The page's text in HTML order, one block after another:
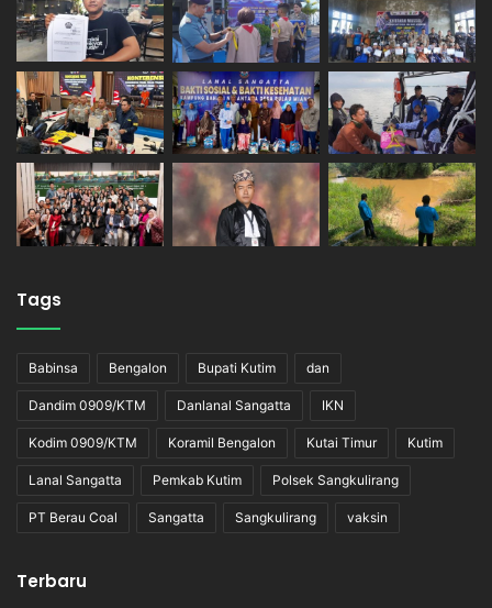
Tags
Babinsa Bengalon Bupati Kutim dan
Dandim 0909/KTM Danlanal Sangatta IKN
Kodim 0909/KTM Koramil Bengalon Kutai Timur Kutim
Lanal Sangatta Pemkab Kutim Polsek Sangkulirang
PT Berau Coal Sangatta Sangkulirang vaksin
Terbaru